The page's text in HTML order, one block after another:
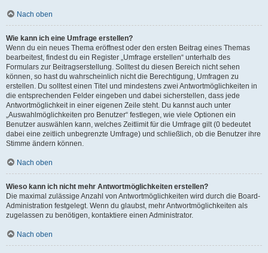
Nach oben
Wie kann ich eine Umfrage erstellen?
Wenn du ein neues Thema eröffnest oder den ersten Beitrag eines Themas
bearbeitest, findest du ein Register „Umfrage erstellen“ unterhalb des
Formulars zur Beitragserstellung. Solltest du diesen Bereich nicht sehen
können, so hast du wahrscheinlich nicht die Berechtigung, Umfragen zu
erstellen. Du solltest einen Titel und mindestens zwei Antwortmöglichkeiten in
die entsprechenden Felder eingeben und dabei sicherstellen, dass jede
Antwortmöglichkeit in einer eigenen Zeile steht. Du kannst auch unter
„Auswahlmöglichkeiten pro Benutzer“ festlegen, wie viele Optionen ein
Benutzer auswählen kann, welches Zeitlimit für die Umfrage gilt (0 bedeutet
dabei eine zeitlich unbegrenzte Umfrage) und schließlich, ob die Benutzer ihre
Stimme ändern können.
Nach oben
Wieso kann ich nicht mehr Antwortmöglichkeiten erstellen?
Die maximal zulässige Anzahl von Antwortmöglichkeiten wird durch die Board-
Administration festgelegt. Wenn du glaubst, mehr Antwortmöglichkeiten als
zugelassen zu benötigen, kontaktiere einen Administrator.
Nach oben